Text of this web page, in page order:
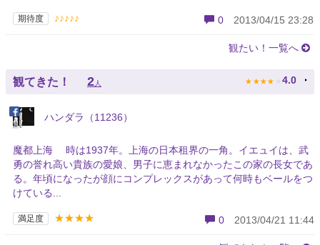
期待度 ♪♪♪♪♪ 0 2013/04/15 23:28
観たい！一覧へ
観てきた！ 2 人 ★ ★ ★ ★ ★ 4.0
ハンダラ（11236）
魔都上海 時は1937年。上海の日本租界の一角。イエュイは、武
勇の誉れ高い貴族の愛娘、男子に恵まれなかったこの家の長女であ
る。年頃になったが顔にコンプレックスがあって何時もベールをつ
けている...
満足度 ★★★★ 0 2013/04/21 11:44